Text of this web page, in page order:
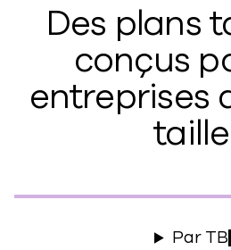
Des plans
conçus
entreprises
Par TB